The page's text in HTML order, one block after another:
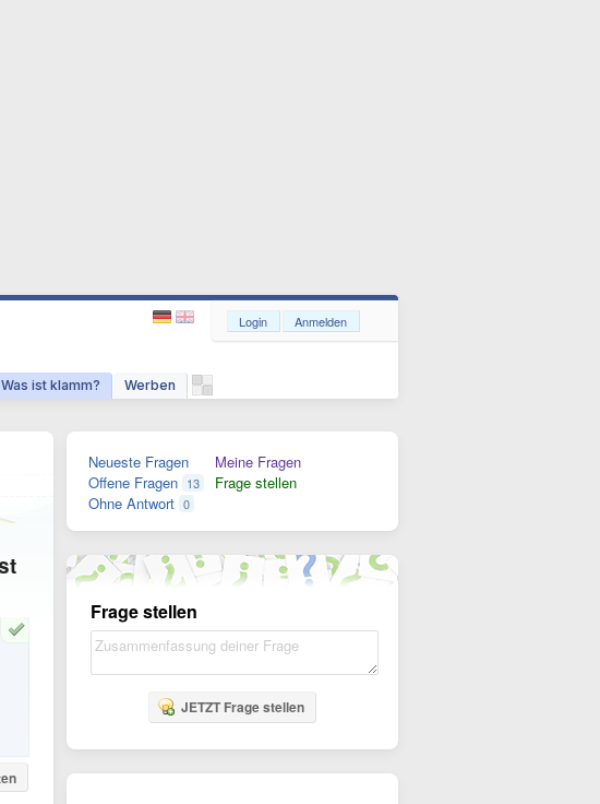
Was ist klamm? Werben
Login Anmelden
Neueste Fragen
Offene Fragen 13
Ohne Antwort 0
Meine Fragen
Frage stellen
Frage stellen
JETZT Frage stellen